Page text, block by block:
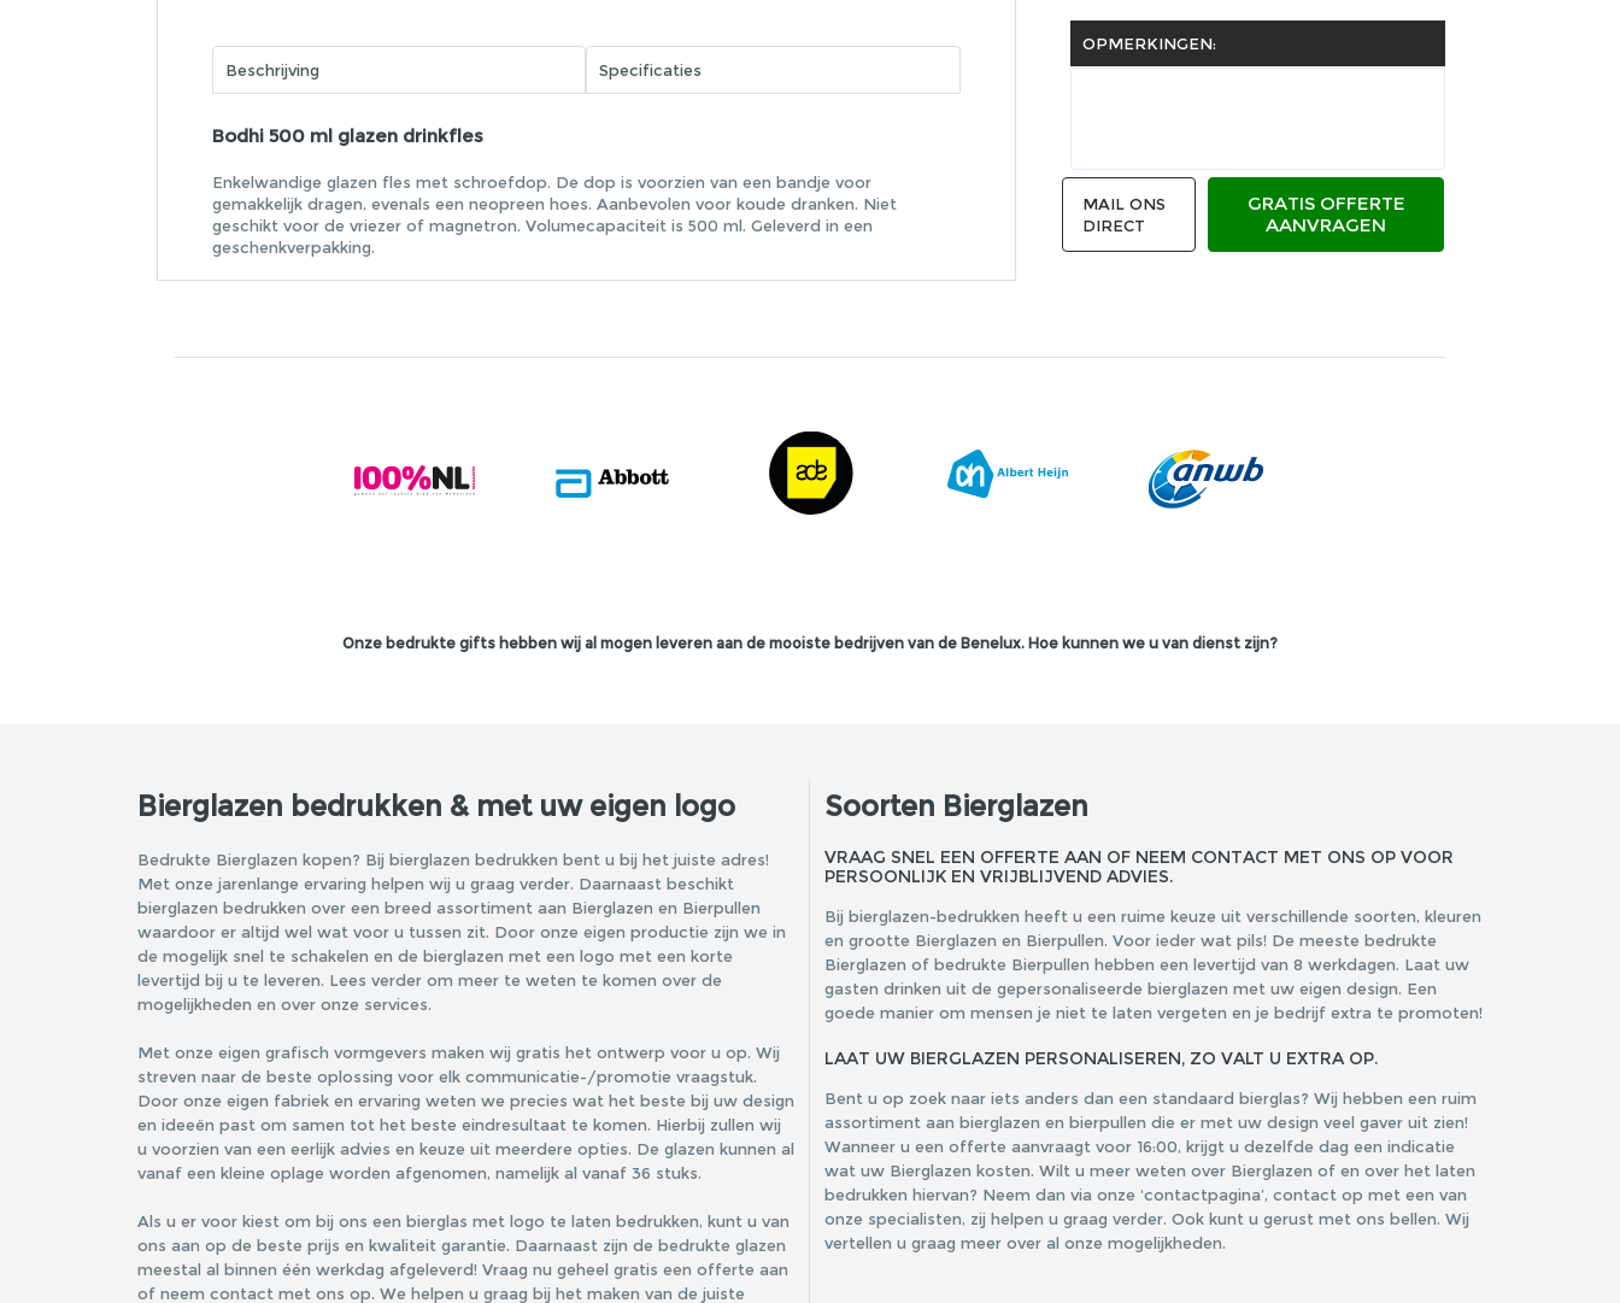
Beschrijving Specificaties
Bodhi 500 ml glazen drinkfles
Enkelwandige glazen fles met schroefdop. De dop is voorzien van een bandje voor
gemakkelijk dragen, evenals een neopreen hoes. Aanbevolen voor koude dranken. Niet
geschikt voor de vriezer of magnetron. Volumecapaciteit is 500 ml. Geleverd in een
geschenkverpakking.
OPMERKINGEN:
MAIL ONS
DIRECT
GRATIS OFFERTE
AANVRAGEN
Onze bedrukte gifts hebben wij al mogen leveren aan de mooiste bedrijven van de Benelux. Hoe kunnen we u van dienst zijn?
Bierglazen bedrukken & met uw eigen logo
Bedrukte Bierglazen kopen? Bij bierglazen bedrukken bent u bij het juiste adres!
Met onze jarenlange ervaring helpen wij u graag verder. Daarnaast beschikt
bierglazen bedrukken over een breed assortiment aan Bierglazen en Bierpullen
waardoor er altijd wel wat voor u tussen zit. Door onze eigen productie zijn we in
de mogelijk snel te schakelen en de bierglazen met een logo met een korte
levertijd bij u te leveren. Lees verder om meer te weten te komen over de
mogelijkheden en over onze services.
Met onze eigen grafisch vormgevers maken wij gratis het ontwerp voor u op. Wij
streven naar de beste oplossing voor elk communicatie-/promotie vraagstuk.
Door onze eigen fabriek en ervaring weten we precies wat het beste bij uw design
en ideeën past om samen tot het beste eindresultaat te komen. Hierbij zullen wij
u voorzien van een eerlijk advies en keuze uit meerdere opties. De glazen kunnen al
vanaf een kleine oplage worden afgenomen, namelijk al vanaf 36 stuks.
Als u er voor kiest om bij ons een bierglas met logo te laten bedrukken, kunt u van
ons aan op de beste prijs en kwaliteit garantie. Daarnaast zijn de bedrukte glazen
meestal al binnen één werkdag afgeleverd! Vraag nu geheel gratis een offerte aan
of neem contact met ons op. We helpen u graag bij het maken van de juiste
Soorten Bierglazen
VRAAG SNEL EEN OFFERTE AAN OF NEEM CONTACT MET ONS OP VOOR
PERSOONLIJK EN VRIJBLIJVEND ADVIES.
Bij bierglazen-bedrukken heeft u een ruime keuze uit verschillende soorten, kleuren
en grootte Bierglazen en Bierpullen. Voor ieder wat pils! De meeste bedrukte
Bierglazen of bedrukte Bierpullen hebben een levertijd van 8 werkdagen. Laat uw
gasten drinken uit de gepersonaliseerde bierglazen met uw eigen design. Een
goede manier om mensen je niet te laten vergeten en je bedrijf extra te promoten!
LAAT UW BIERGLAZEN PERSONALISEREN, ZO VALT U EXTRA OP.
Bent u op zoek naar iets anders dan een standaard bierglas? Wij hebben een ruim
assortiment aan bierglazen en bierpullen die er met uw design veel gaver uit zien!
Wanneer u een offerte aanvraagt voor 16:00, krijgt u dezelfde dag een indicatie
wat uw Bierglazen kosten. Wilt u meer weten over Bierglazen of en over het laten
bedrukken hiervan? Neem dan via onze ‘contactpagina’, contact op met een van
onze specialisten, zij helpen u graag verder. Ook kunt u gerust met ons bellen. Wij
vertellen u graag meer over al onze mogelijkheden.